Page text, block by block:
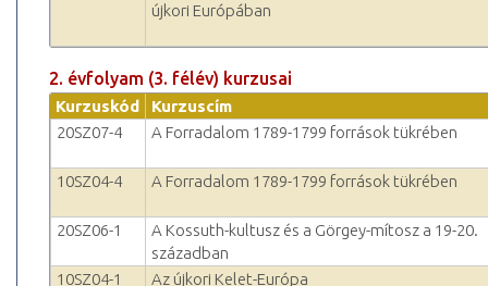
újkori Európában
2. évfolyam (3. félév) kurzusai
Kurzuskód
Kurzuscím
20SZ07-4
A Forradalom 1789-1799 források tükrében
10SZ04-4 A Forradalom 1789-1799 források tükrében
20SZ06-1
A Kossuth-kultusz és a Görgey-mítosz a 19-20.
században
10SZ04-1
Az újkori Kelet-Európa